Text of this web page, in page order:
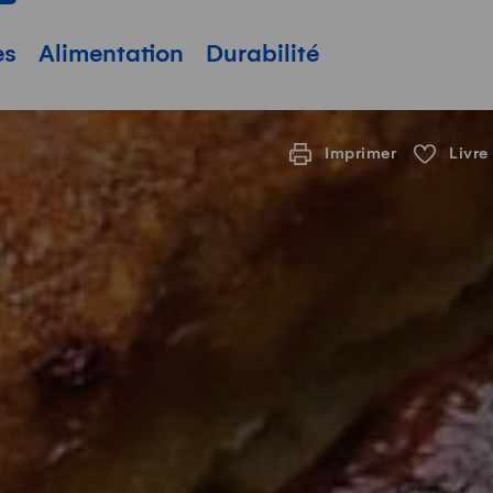
Alimentation Durabilité
Imprimer Livre